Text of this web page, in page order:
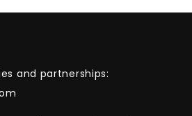
and partnerships: